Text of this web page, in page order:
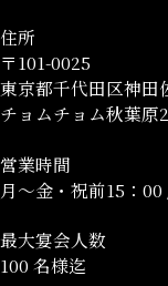
住所
〒101-0025
東京都千代田区神田
チョムチョム秋葉原
営業時間
月～金・祝前15：
最大宴会人数
100 名様迄